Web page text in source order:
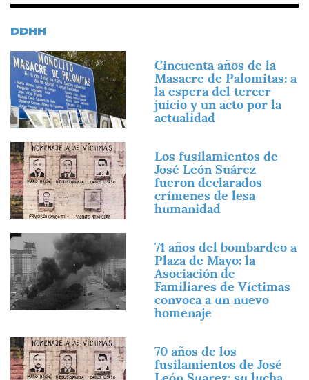
DDHH
Imagen
Cincuenta años de la
Masacre de Palomitas: a
la espera del tercer
juicio y un acto por la
actualidad
Imagen
Los fusilamientos de
José León Suárez
fueron declarados
crímenes de lesa
humanidad
Imagen
71 años del bombardeo a
Plaza de Mayo: la
Asociación de
Familiares de Víctimas
convoca a un nuevo
homenaje
Imagen
70 años de los
fusilamientos de José